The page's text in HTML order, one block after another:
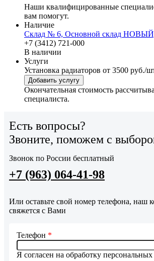
Наши квалифицированные
вам помогут.
Наличие
Склад № 6, Основной склад
+7 (3412) 721-000
В наличии
Услуги
Установка радиаторов от 3500 руб./
Добавить услугу
Окончательная стоимость
специалиста.
Есть вопросы?
Звоните, поможем с
Звонок по России бесплатный
+7 (963) 064-41-98
Или оставьте свой номер телефона, наш
свяжется с Вами
Я согласен на обработку
Телефон *